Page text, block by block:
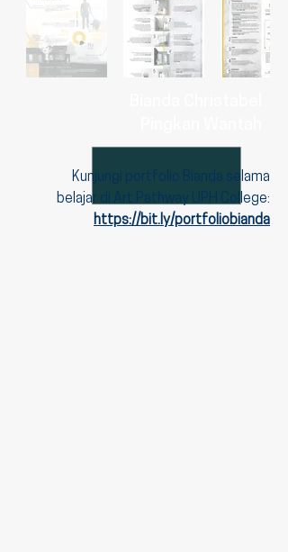
Kunjungi portfolio Bianda selama
belajar di Art Pathway UPH College:
https://bit.ly/portfoliobianda